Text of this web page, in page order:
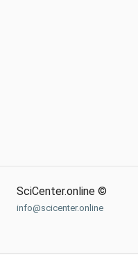
SciCenter.online ©
info@scicenter.online